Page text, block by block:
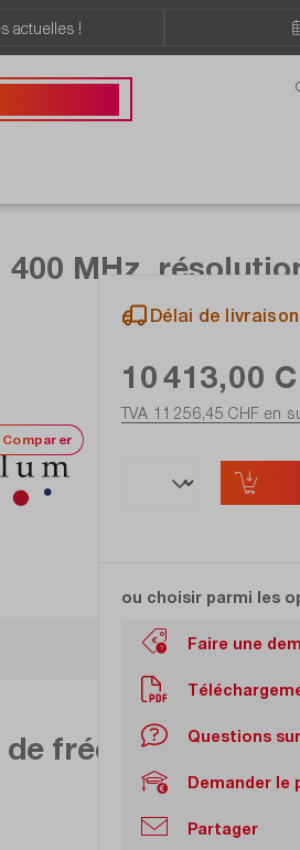
actuelles !
MHz,
Comparer
Délai de
10 413,00
TVA 11 256,45 CHF en
ou choisir parmi les
Faire une
Questions
Demander le
Partager
fréquence à 4